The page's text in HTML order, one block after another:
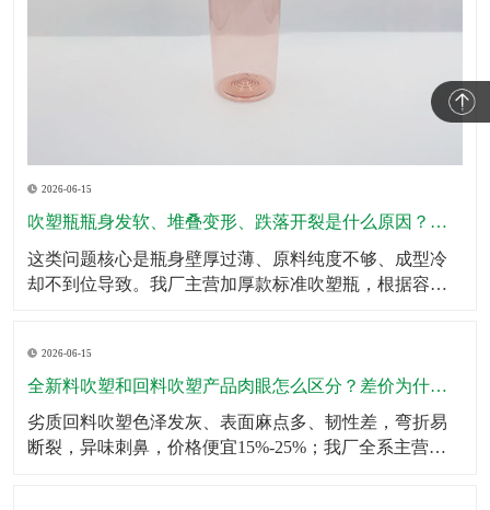
2026-06-15
吹塑瓶瓶身发软、堆叠变形、跌落开裂是什么原因？怎么规避？
这类问题核心是瓶身壁厚过薄、原料纯度不够、成型冷
却不到位导致。我厂主营加厚款标准吹塑瓶，根据容量
包、不变形；生产采用伺服匀速挤出+恒温冷却工艺，杜
绝瓶身局部发软、成型缩水问题。同时成品出厂前完成2
米垂直
2026-06-15
全新料吹塑和回料吹塑产品肉眼怎么区分？差价为什么这么大？
劣质回料吹塑色泽发灰、表面麻点多、韧性差，弯折易
断裂，异味刺鼻，价格便宜15%-25%；我厂全系主营成